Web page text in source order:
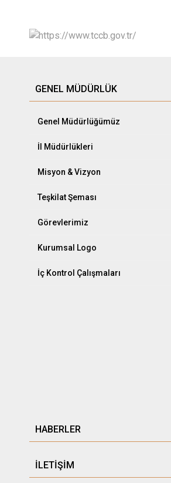
GENEL MÜDÜRLÜK
Genel Müdürlüğümüz
İl Müdürlükleri
Misyon & Vizyon
Teşkilat Şeması
Görevlerimiz
Kurumsal Logo
İç Kontrol Çalışmaları
HABERLER
İLETİŞİM